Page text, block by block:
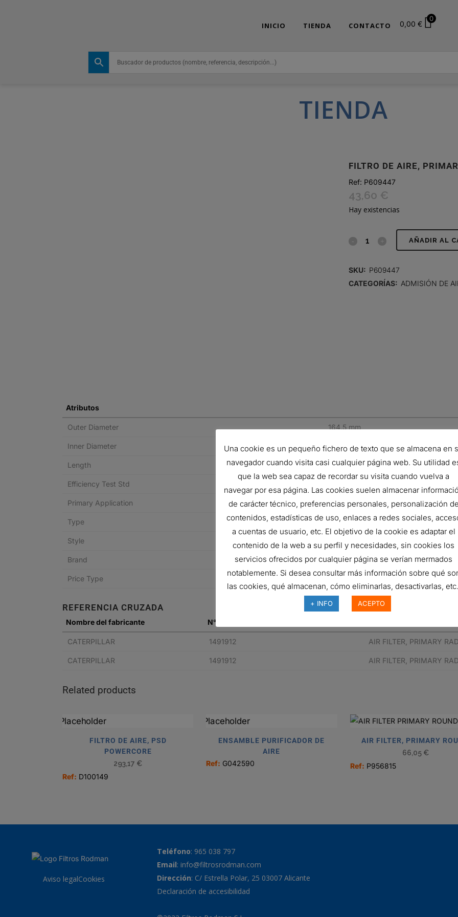
INICIO TIENDA CONTACTO 0,00 €
0
TIENDA
FILTRO DE AIRE,
Ref: P609447
43,60 €
Hay existencias
FILTRO AÑADIR AL
SKU: P609447
CATEGORÍAS: ADMISIÓN DE
Atributos
Outer Diameter 164.5 mm
Inner Diameter 91 mm
Length 290 mm
Efficiency Test Std
Primary Application CATERPILLAR 1491912
Type Primary
Style Radialseal
Brand RadialSeal™
Price Type F
REFERENCIA CRUZADA
Nombre del fabricante N° de pieza del fabricante
CATERPILLAR 1491912 AIR FILTER, PRIMARY
CATERPILLAR 1491912 AIR FILTER, PRIMARY
Related products
FILTRO DE AIRE, PSD
POWERCORE
293,17 €
Ref: D100149
ENSAMBLE PURIFICADOR DE
AIRE
Ref: G042590
AIR FILTER, PRIMARY
66,05 €
Ref: P956815
Aviso legalCookies
Teléfono: 965 038 797
Email: info@filtrosrodman.com
Dirección: C/ Estrella Polar, 25 03007 Alicante
Declaración de accesibilidad
Una cookie es un pequeño fichero de texto que se almacena en
navegador cuando visita casi cualquier página web. Su utilidad
que la web sea capaz de recordar su visita cuando vuelva a
navegar por esa página. Las cookies suelen almacenar
de carácter técnico, preferencias personales, personalización de
contenidos, estadísticas de uso, enlaces a redes sociales,
a cuentas de usuario, etc. El objetivo de la cookie es adaptar el
contenido de la web a su perfil y necesidades, sin cookies los
servicios ofrecidos por cualquier página se verían mermados
notablemente. Si desea consultar más información sobre qué
las cookies, qué almacenan, cómo eliminarlas, desactivarlas,
+ INFO ACEPTO